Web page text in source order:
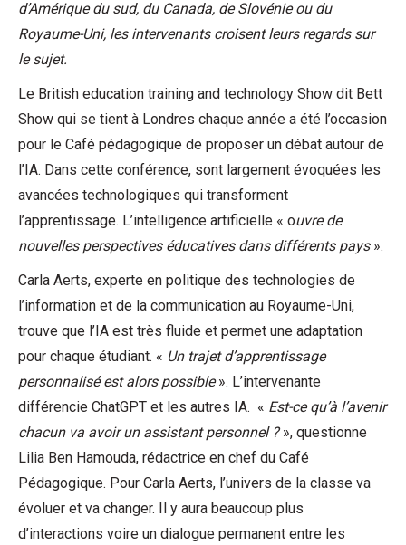
d’Amérique du sud, du Canada, de Slovénie ou du
Royaume-Uni, les intervenants croisent leurs regards sur
le sujet.
Le British education training and technology Show dit Bett
Show qui se tient à Londres chaque année a été l’occasion
pour le Café pédagogique de proposer un débat autour de
l’IA. Dans cette conférence, sont largement évoquées les
avancées technologiques qui transforment
l’apprentissage. L’intelligence artificielle « ouvre de
nouvelles perspectives éducatives dans différents pays ».
Carla Aerts, experte en politique des technologies de
l’information et de la communication au Royaume-Uni,
trouve que l’IA est très fluide et permet une adaptation
pour chaque étudiant. « Un trajet d’apprentissage
personnalisé est alors possible». L’intervenante
différencie ChatGPT et les autres IA. « Est-ce qu’à l’avenir
chacun va avoir un assistant personnel ?», questionne
Lilia Ben Hamouda, rédactrice en chef du Café
Pédagogique. Pour Carla Aerts, l’univers de la classe va
évoluer et va changer. Il y aura beaucoup plus
d’interactions voire un dialogue permanent entre les